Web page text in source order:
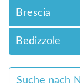
Brescia
Bedizzole